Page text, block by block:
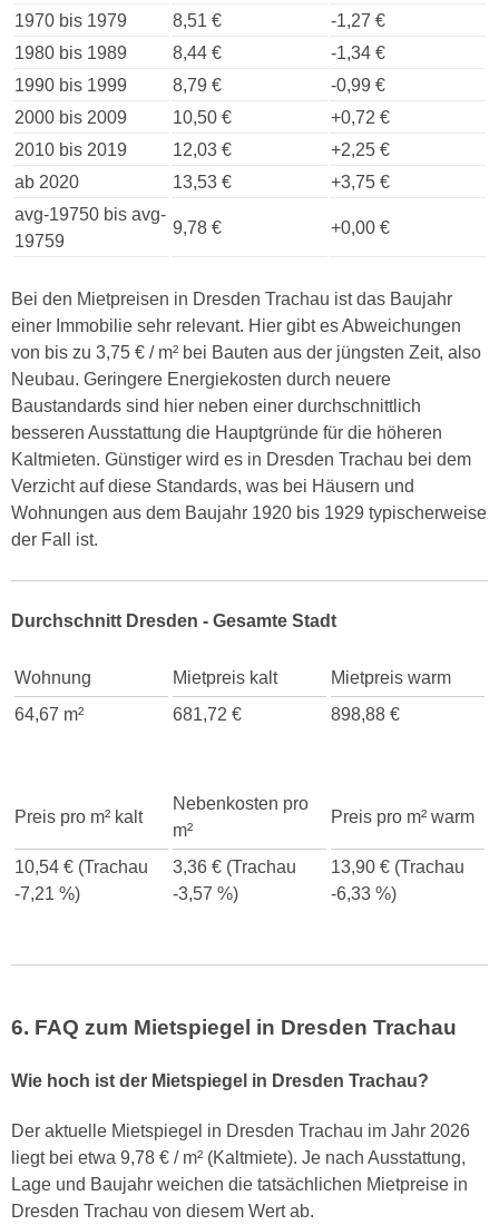
1970 bis 1979
8,51 €
-1,27 €
1980 bis 1989
8,44 €
-1,34 €
1990 bis 1999
8,79 €
-0,99 €
2000 bis 2009
10,50 €
+0,72 €
2010 bis 2019
12,03 €
+2,25 €
ab 2020
13,53 €
+3,75 €
avg-19750 bis avg-
19759
9,78 € +0,00 €
Bei den Mietpreisen in Dresden Trachau ist das Baujahr
einer Immobilie sehr relevant. Hier gibt es Abweichungen
von bis zu 3,75 € / m² bei Bauten aus der jüngsten Zeit, also
Neubau. Geringere Energiekosten durch neuere
Baustandards sind hier neben einer durchschnittlich
besseren Ausstattung die Hauptgründe für die höheren
Kaltmieten. Günstiger wird es in Dresden Trachau bei dem
Verzicht auf diese Standards, was bei Häusern und
Wohnungen aus dem Baujahr 1920 bis 1929 typischerweise
der Fall ist.
Durchschnitt Dresden - Gesamte Stadt
Wohnung Mietpreis kalt
Mietpreis warm
64,67 m²
681,72 € 898,88 €
Preis pro m² kalt
Nebenkosten pro
m²
Preis pro m² warm
10,54 € (Trachau
-7,21 %)
3,36 € (Trachau
-3,57 %)
13,90 € (Trachau
-6,33 %)
6. FAQ zum Mietspiegel in Dresden Trachau
Wie hoch ist der Mietspiegel in Dresden Trachau?
Der aktuelle Mietspiegel in Dresden Trachau im Jahr 2026
liegt bei etwa 9,78 € / m² (Kaltmiete). Je nach Ausstattung,
Lage und Baujahr weichen die tatsächlichen Mietpreise in
Dresden Trachau von diesem Wert ab.